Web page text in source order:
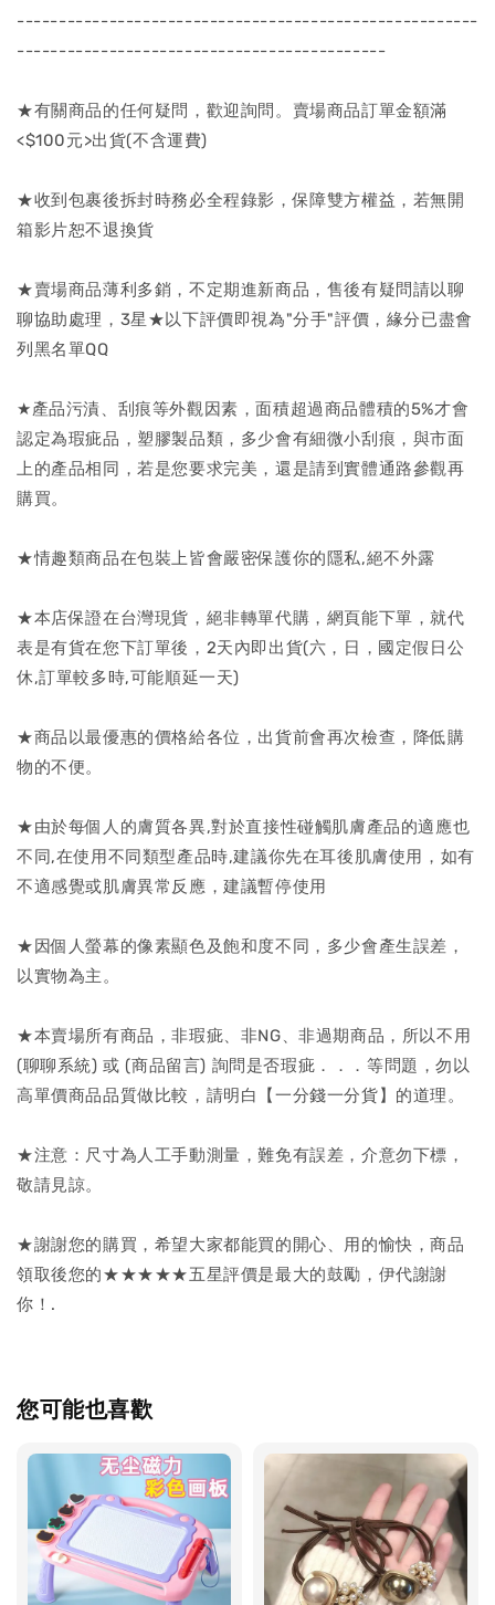
-------------------------------------------------------
--------------------------------------------
★有關商品的任何疑問，歡迎詢問。賣場商品訂單金額滿
<$100元>出貨(不含運費)
★收到包裹後拆封時務必全程錄影，保障雙方權益，若無開
箱影片恕不退換貨
★賣場商品薄利多銷，不定期進新商品，售後有疑問請以聊
聊協助處理，3星★以下評價即視為"分手"評價，緣分已盡會
列黑名單QQ
★產品污漬、刮痕等外觀因素，面積超過商品體積的5%才會
認定為瑕疵品，塑膠製品類，多少會有細微小刮痕，與市面
上的產品相同，若是您要求完美，還是請到實體通路參觀再
購買。
★情趣類商品在包裝上皆會嚴密保護你的隱私,絕不外露
★本店保證在台灣現貨，絕非轉單代購，網頁能下單，就代
表是有貨在您下訂單後，2天內即出貨(六，日，國定假日公
休,訂單較多時,可能順延一天)
★商品以最優惠的價格給各位，出貨前會再次檢查，降低購
物的不便。
★由於每個人的膚質各異,對於直接性碰觸肌膚產品的適應也
不同,在使用不同類型產品時,建議你先在耳後肌膚使用，如有
不適感覺或肌膚異常反應，建議暫停使用
★因個人螢幕的像素顯色及飽和度不同，多少會產生誤差，
以實物為主。
★本賣場所有商品，非瑕疵、非NG、非過期商品，所以不用
(聊聊系統) 或 (商品留言) 詢問是否瑕疵．．．等問題，勿以
高單價商品品質做比較，請明白【一分錢一分貨】的道理。
★注意：尺寸為人工手動測量，難免有誤差，介意勿下標，
敬請見諒。
★謝謝您的購買，希望大家都能買的開心、用的愉快，商品
領取後您的★★★★★五星評價是最大的鼓勵，伊代謝謝
你！.
您可能也喜歡